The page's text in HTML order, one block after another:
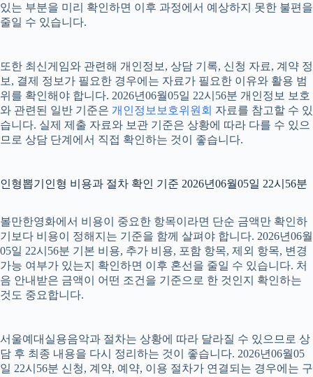
있는 부분을 미리 확인하면 이후 과정에서 예상하지 못한 불편을
줄일 수 있습니다.
또한 최신게임와 관련해 개인정보, 상담 기록, 신청 자료, 계약 정
보, 결제 정보가 필요한 경우에는 자료가 필요한 이유와 활용 범
위를 확인해야 합니다. 2026년06월05일 22시56분 개인정보 보호
와 관련된 일반 기준은 개인정보보호위원회 자료를 참고할 수 있
습니다. 실제 제출 자료와 보관 기준은 상황에 따라 다를 수 있으
므로 상담 단계에서 직접 확인하는 것이 좋습니다.
인형뽑기인형 비용과 절차 확인 기준 2026년06월05일 22시56분
볼만한영화에서 비용이 중요한 항목이라면 단순 금액만 확인하
기보다 비용이 정해지는 기준을 함께 살펴야 합니다. 2026년06월
05일 22시56분 기본 비용, 추가 비용, 포함 항목, 제외 항목, 변경
가능 여부가 있는지 확인하면 이후 혼선을 줄일 수 있습니다. 처
음 안내받은 금액이 어떤 조건을 기준으로 한 것인지 확인하는
것도 중요합니다.
서울예대실용음악과 절차는 상황에 따라 달라질 수 있으므로 상
담 후 최종 내용을 다시 정리하는 것이 좋습니다. 2026년06월05
일 22시56분 신청, 계약, 예약, 이용 절차가 연결되는 경우에는 구